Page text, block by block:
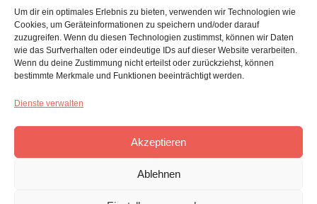
Um dir ein optimales Erlebnis zu bieten, verwenden wir Technologien wie
Cookies, um Geräteinformationen zu speichern und/oder darauf
zuzugreifen. Wenn du diesen Technologien zustimmst, können wir Daten
wie das Surfverhalten oder eindeutige IDs auf dieser Website verarbeiten.
Wenn du deine Zustimmung nicht erteilst oder zurückziehst, können
bestimmte Merkmale und Funktionen beeinträchtigt werden.
Dienste verwalten
Akzeptieren
Ablehnen
für die Morgengebete der englischen App,
Predigtleitfäden und Kleingruppenmaterial.